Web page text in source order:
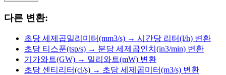
다른 변환:
초당 세제곱밀리미터(mm3/s) → 시간당 리터(l/h) 변환
초당 티스푼(tsp/s) → 분당 세제곱인치(in3/min) 변환
기가와트(GW) → 밀리와트(mW) 변환
초당 센티리터(cl/s) → 초당 세제곱미터(m3/s) 변환